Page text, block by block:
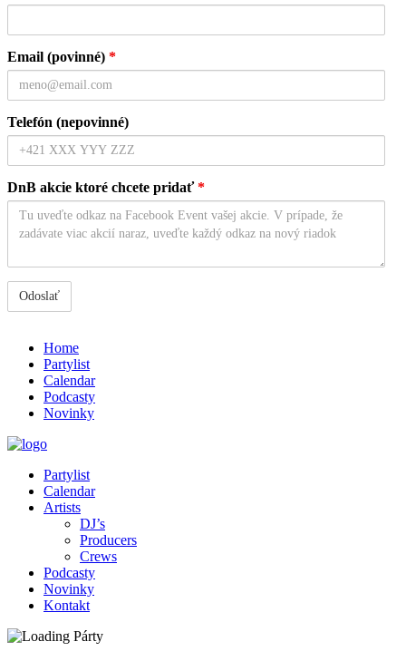
Email (povinné) *
Telefón (nepovinné)
DnB akcie ktoré chcete pridať*
Home
Partylist
Calendar
Podcasty
Novinky
Partylist
Calendar
Artists
DJ’s
Producers
Crews
Podcasty
Novinky
Kontakt